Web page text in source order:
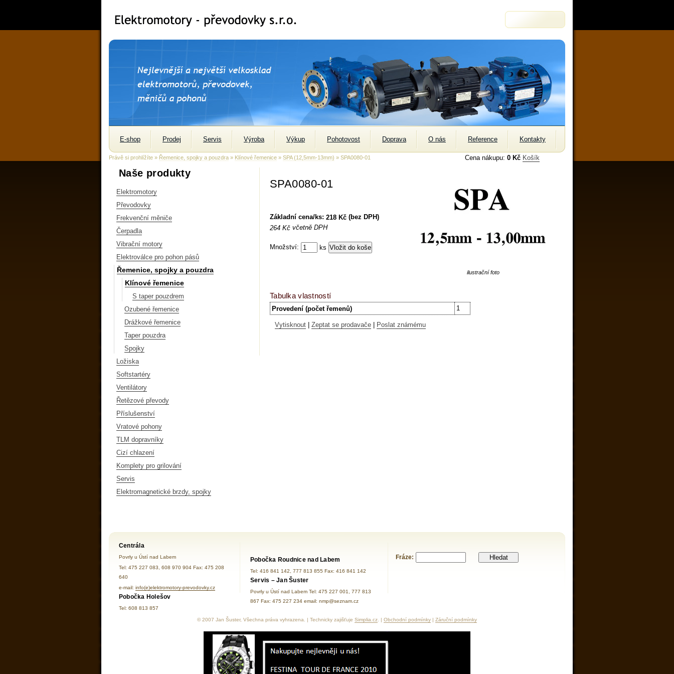
E-shop Prodej Servis Výroba Výkup Pohotovost Doprava O nás Reference Kontakty
Cena nákupu: 0 Kč Košík
Právě si prohlížíte » Řemenice, spojky a pouzdra » Klínové řemenice » SPA (12,5mm-13mm) » SPA0080-01
Naše produkty
Elektromotory
Převodovky
Frekvenční měniče
Čerpadla
Vibrační motory
Elektroválce pro pohon pásů
Řemenice, spojky a pouzdra
Klínové řemenice
S taper pouzdrem
Ozubené řemenice
Drážkové řemenice
Taper pouzdra
Spojky
Ložiska
Softstartéry
Ventilátory
Řetězové převody
Příslušenství
Vratové pohony
TLM dopravníky
Cizí chlazení
Komplety pro grilování
Servis
Elektromagnetické brzdy, spojky
SPA0080-01
Základní cena/ks: 218 Kč (bez DPH)
264 Kč včetně DPH
Množství: ks
ilustrační foto
Tabulka vlastností
Provedení (počet řemenů) 1
Vytisknout Zeptat se prodavače Poslat známému
Centrála
Povrly u Ústí nad Labem
Tel: 475 227 083, 608 970 904 Fax: 475 208
640
e-mail: info(e)elektromotory-prevodovky.cz
Pobočka Holešov
Tel: 608 813 857
Pobočka Roudnice nad Labem
Tel: 416 841 142, 777 813 855 Fax: 416 841 142
Servis – Jan Šuster
Povrly u Ústí nad Labem Tel: 475 227 001, 777 813
867 Fax: 475 227 234 email: nmp@seznam.cz
Fráze: Hledat
© 2007 Jan Šuster, Všechna práva vyhrazena. | Technicky zajišťuje Simplia.cz . | Obchodní podmínky | Záruční podmínky